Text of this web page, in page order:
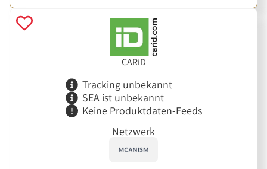
CARiD
Tracking unbekannt
SEA ist unbekannt
Keine Produktdaten-Feeds
Netzwerk